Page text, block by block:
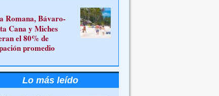
Romana, Bávaro-
Cana y Miches
el 80% de
promedio
Lo más leído